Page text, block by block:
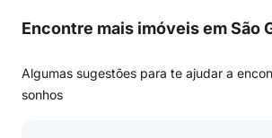
Encontre mais imóveis em São
Algumas sugestões para te ajudar a
sonhos